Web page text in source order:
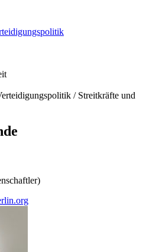
/ Streitkräfte und